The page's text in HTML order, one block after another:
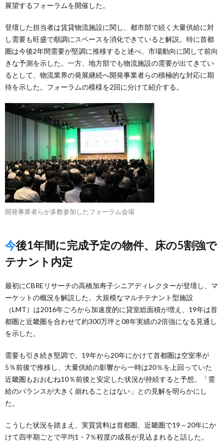
展望するフォーラムを開催した。
登壇した担当者は賃貸物流施設に関し、都市部で続く大量供給に対
し需要も旺盛で順調にスペースを消化できていると解説。特に首都
圏は今後2年間需要が堅調に推移すると述べ、市場動向に関して前向
きな予測を示した。一方、地方部でも物流施設の需要が出てきてい
るとして、物流業界の発展継続へ開発事業者らの積極的な対応に期
待を示した。フォーラムの模様を2回に分けて紹介する。
開発事業者らが多数参加したフォーラム会場
今後1年間に完成予定の物件、床の5割強で
テナント内定
最初にCBREリサーチの高橋加寿子シニアディレクターが登壇し、マ
ーケットの概況を解説した。大規模なマルチテナント型施設
（LMT）は2016年ごろから加速度的に貸室総面積が増え、19年は首
都圏と近畿圏を合わせて約300万坪と08年実績の2倍強になる見通し
を示した。
需要も引き続き堅調で、19年から20年にかけて首都圏は空室率が
5％前後で推移し、大量供給の影響から一時は20％を上回っていた
近畿圏もおおむね10％前後と安定した状況が持続すると予想。「需
給のバランスが大きく崩れることはない」との見解を明らかにし
た。
こうした状況を踏まえ、実質賃料は首都圏、近畿圏で19～20年にか
けて四半期ごとで平均1・7％程度の成長が見込まれると話した。